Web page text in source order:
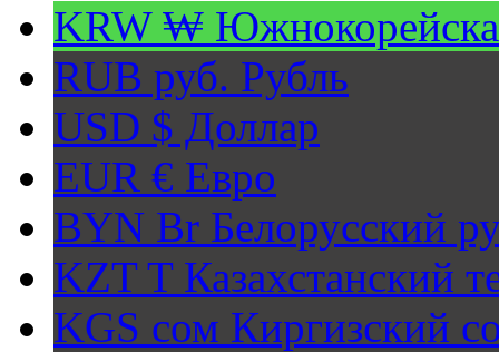
KRW ₩
RUB руб. Рубль
USD $ Доллар
EUR € Евро
BYN Br Белорусский
KZT TКазахстанский
KGS сом Киргизский